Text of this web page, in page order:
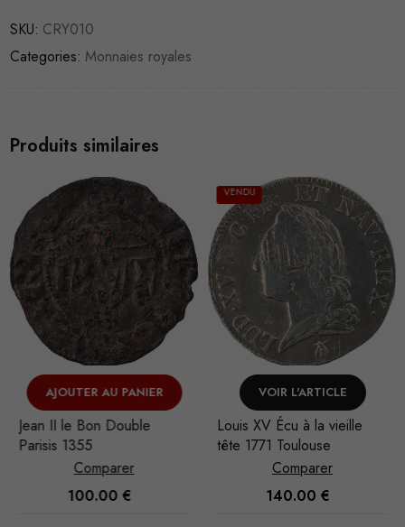
SKU: CRY010
Categories: Monnaies royales
Produits similaires
AJOUTER AU PANIER
Jean II le Bon Double
Parisis 1355
Comparer
100.00 €
VENDU
VOIR L'ARTICLE
Louis XV Écu à la vieille
tête 1771 Toulouse
Comparer
140.00 €